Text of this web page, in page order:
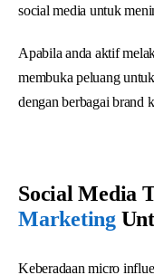
social media untuk
Apabila anda aktif
membuka peluang
dengan berbagai brand
Social Media
Marketing
Keberadaan micro